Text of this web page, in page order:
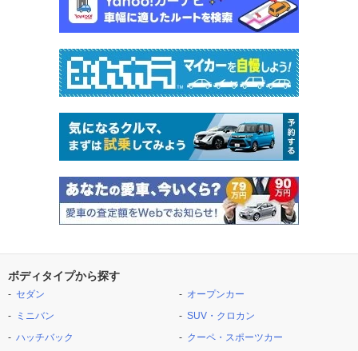
ボディタイプから探す
セダン
ミニバン
ハッチバック
オープンカー
SUV・クロカン
クーペ・スポーツカー